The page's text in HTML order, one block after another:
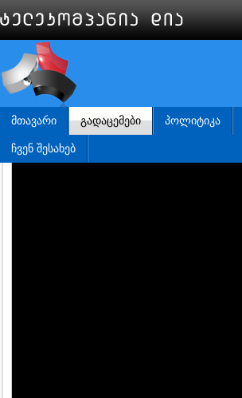
ᲛᲗᲐᲕᲐᲠᲘ ᲒᲐᲓᲐᲪᲔᲛᲔᲑᲘ ᲞᲝᲚᲘᲢᲘᲙᲐ
ᲩᲕᲔᲜ ᲨᲔᲡᲐᲮᲔᲑ